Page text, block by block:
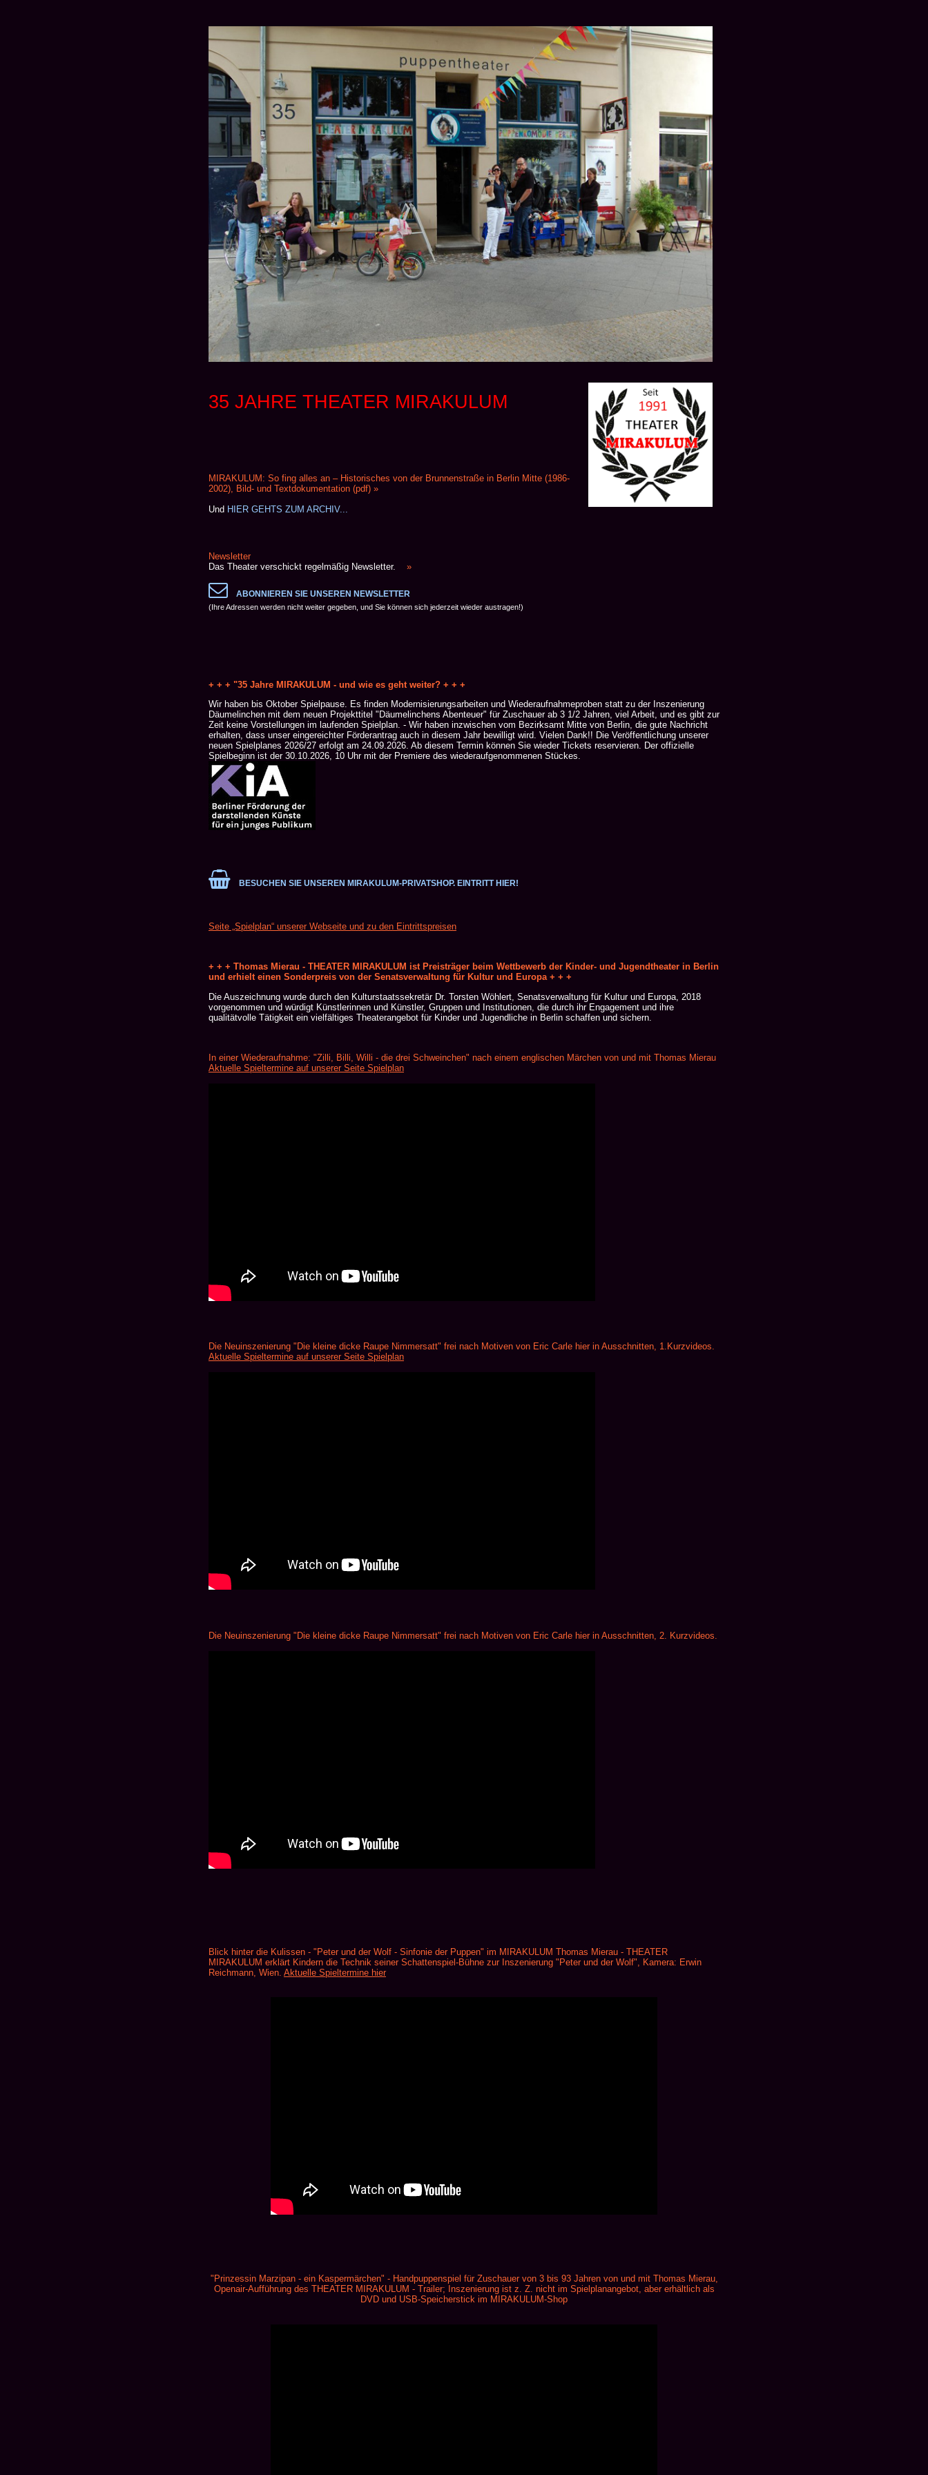
35 JAHRE THEATER MIRAKULUM
MIRAKULUM: So fing alles an – Historisches von der Brunnenstraße in Berlin Mitte (1986-
2002), Bild- und Textdokumentation (pdf) »
Und HIER GEHTS ZUM ARCHIV...
Newsletter
Das Theater verschickt regelmäßig Newsletter.
»
 ABONNIEREN SIE UNSEREN NEWSLETTER
(Ihre Adressen werden nicht weiter gegeben, und Sie können sich jederzeit wieder austragen!)
+ + + "35 Jahre MIRAKULUM - und wie es geht weiter? + + +
Wir haben bis Oktober Spielpause. Es finden Modernisierungsarbeiten und Wiederaufnahmeproben statt zu der Inszenierung
Däumelinchen mit dem neuen Projekttitel "Däumelinchens Abenteuer" für Zuschauer ab 3 1/2 Jahren, viel Arbeit, und es gibt zur
Zeit keine Vorstellungen im laufenden Spielplan. - Wir haben inzwischen vom Bezirksamt Mitte von Berlin, die gute Nachricht
erhalten, dass unser eingereichter Förderantrag auch in diesem Jahr bewilligt wird. Vielen Dank!! Die Veröffentlichung unserer
neuen Spielplanes 2026/27 erfolgt am 24.09.2026. Ab diesem Termin können Sie wieder Tickets reservieren. Der offizielle
Spielbeginn ist der 30.10.2026, 10 Uhr mit der Premiere des wiederaufgenommenen Stückes.
 BESUCHEN SIE UNSEREN MIRAKULUM-PRIVATSHOP. EINTRITT HIER!
Seite „Spielplan“ unserer Webseite und zu den Eintrittspreisen
+ + + Thomas Mierau - THEATER MIRAKULUM ist Preisträger beim Wettbewerb der Kinder- und Jugendtheater in Berlin
und erhielt einen Sonderpreis von der Senatsverwaltung für Kultur und Europa + + +
Die Auszeichnung wurde durch den Kulturstaatssekretär Dr. Torsten Wöhlert, Senatsverwaltung für Kultur und Europa, 2018
vorgenommen und würdigt Künstlerinnen und Künstler, Gruppen und Institutionen, die durch ihr Engagement und ihre
qualitätvolle Tätigkeit ein vielfältiges Theaterangebot für Kinder und Jugendliche in Berlin schaffen und sichern.
In einer Wiederaufnahme: "Zilli, Billi, Willi - die drei Schweinchen" nach einem englischen Märchen von und mit Thomas Mierau
Aktuelle Spieltermine auf unserer Seite Spielplan
Die Neuinszenierung "Die kleine dicke Raupe Nimmersatt" frei nach Motiven von Eric Carle hier in Ausschnitten, 1.Kurzvideos.
Aktuelle Spieltermine auf unserer Seite Spielplan
Die Neuinszenierung "Die kleine dicke Raupe Nimmersatt" frei nach Motiven von Eric Carle hier in Ausschnitten, 2. Kurzvideos.
Blick hinter die Kulissen - "Peter und der Wolf - Sinfonie der Puppen" im MIRAKULUM Thomas Mierau - THEATER
MIRAKULUM erklärt Kindern die Technik seiner Schattenspiel-Bühne zur Inszenierung "Peter und der Wolf", Kamera: Erwin
Reichmann, Wien. Aktuelle Spieltermine hier
"Prinzessin Marzipan - ein Kaspermärchen" - Handpuppenspiel für Zuschauer von 3 bis 93 Jahren von und mit Thomas Mierau,
Openair-Aufführung des THEATER MIRAKULUM - Trailer; Inszenierung ist z. Z. nicht im Spielplanangebot, aber erhältlich als
DVD und USB-Speicherstick im MIRAKULUM-Shop